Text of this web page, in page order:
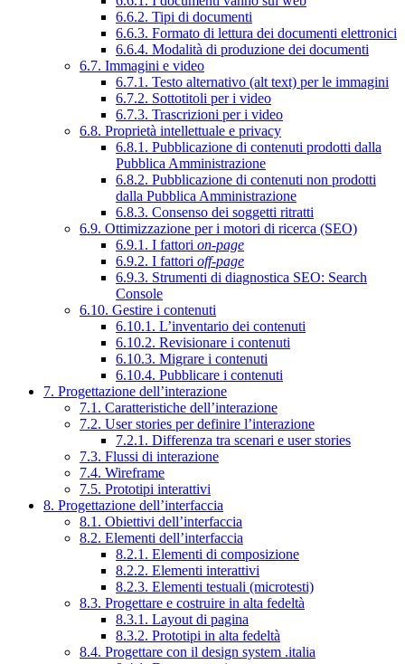
6.6.2. Tipi di documenti
6.6.3. Formato di lettura dei documenti elettronici
6.6.4. Modalità di produzione dei documenti
6.7. Immagini e video
6.7.1. Testo alternativo (alt text) per le immagini
6.7.2. Sottotitoli per i video
6.7.3. Trascrizioni per i video
6.8. Proprietà intellettuale e privacy
6.8.1. Pubblicazione di contenuti prodotti dalla
Pubblica Amministrazione
6.8.2. Pubblicazione di contenuti non prodotti
dalla Pubblica Amministrazione
6.8.3. Consenso dei soggetti ritratti
6.9. Ottimizzazione per i motori di ricerca (SEO)
6.9.1. I fattori on-page
6.9.2. I fattori off-page
6.9.3. Strumenti di diagnostica SEO: Search
Console
6.10. Gestire i contenuti
6.10.1. L’inventario dei contenuti
6.10.2. Revisionare i contenuti
6.10.3. Migrare i contenuti
6.10.4. Pubblicare i contenuti
7. Progettazione dell’interazione
7.1. Caratteristiche dell’interazione
7.2. User stories per definire l’interazione
7.2.1. Differenza tra scenari e user stories
7.3. Flussi di interazione
7.4. Wireframe
7.5. Prototipi interattivi
8. Progettazione dell’interfaccia
8.1. Obiettivi dell’interfaccia
8.2. Elementi dell’interfaccia
8.2.1. Elementi di composizione
8.2.2. Elementi interattivi
8.2.3. Elementi testuali (microtesti)
8.3. Progettare e costruire in alta fedeltà
8.3.1. Layout di pagina
8.3.2. Prototipi in alta fedeltà
8.4. Progettare con il design system .italia